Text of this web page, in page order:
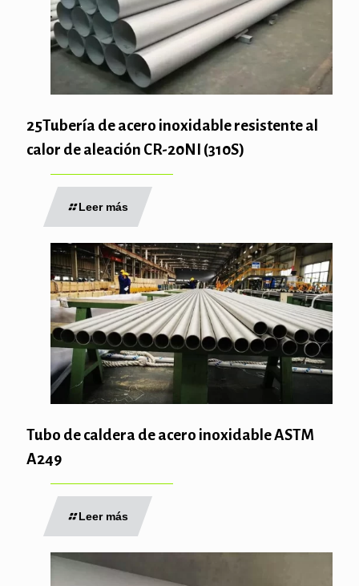
25Tubería de acero inoxidable resistente al
calor de aleación CR-20NI (310S)
Leer más
Tubo de caldera de acero inoxidable ASTM
A249
Leer más